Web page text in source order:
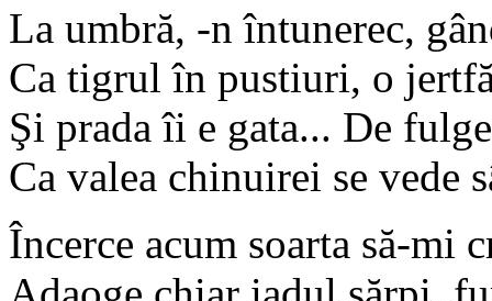
La umbră, -n întunerec,
Ca tigrul în pustiuri, o
Şi prada îi e gata... De
Ca valea chinuirei se vede
Încerce acum soarta să-mi